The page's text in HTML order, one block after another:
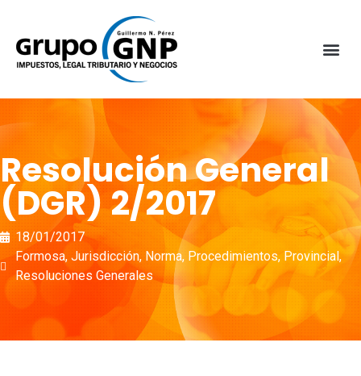
Resolución General
(DGR) 2/2017
18/01/2017
Formosa, Jurisdicción, Norma, Procedimientos, Provincial,
Resoluciones Generales